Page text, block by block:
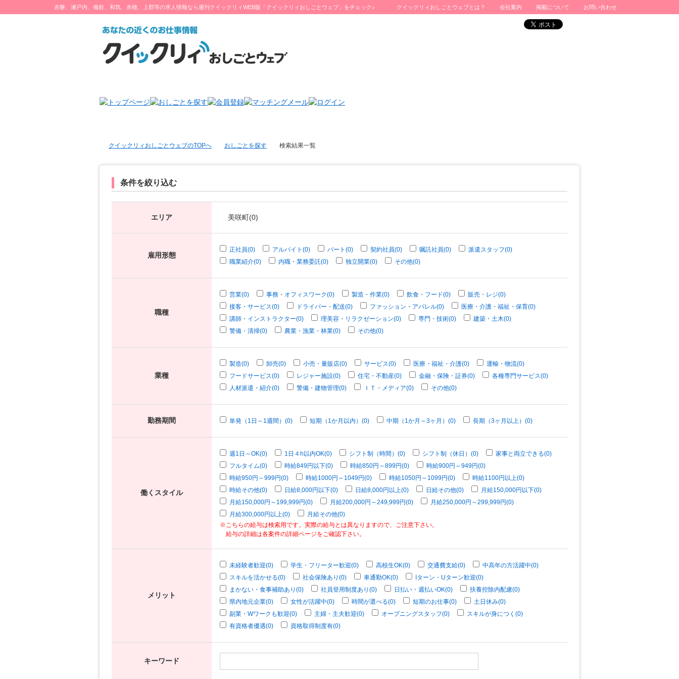
クイックリィおしごとウェブとは？ 会社案内 掲載について お問い合わせ
赤磐、瀬戸内、備前、和気、赤穂、上郡等の求人情報なら週刊クイックリィWEB版「クイックリィおしごとウェブ」をチェック♪
クイックリィおしごとウェブのTOPへ おしごとを探す 検索結果一覧
条件を絞り込む
エリア 美咲町(0)
雇用形態
正社員(0) アルバイト(0) パート(0) 契約社員(0) 嘱託社員(0)
派遣スタッフ(0)
職業紹介(0)
内職・業務委託(0) 独立開業(0) その他(0)
職種
営業(0) 事務・オフィスワーク(0) 製造・作業(0) 飲食・フード(0)
販売・レジ(0)
接客・サービス(0)
ドライバー・配送(0) ファッション・アパレル(0)
医療・介護・福祉・保育(0)
講師・インストラクター(0)
理美容・リラクゼーション(0) 専門・技術(0)
建築・土木(0)
警備・清掃(0)
農業・漁業・林業(0) その他(0)
業種
製造(0) 卸売(0) 小売・量販店(0) サービス(0) 医療・福祉・介護(0)
運輸・物流(0)
フードサービス(0)
レジャー施設(0) 住宅・不動産(0) 金融・保険・証券(0)
各種専門サービス(0)
人材派遣・紹介(0)
警備・建物管理(0) ＩＴ・メディア(0) その他(0)
勤務期間 単発（1日～1週間）(0) 短期（1か月以内）(0) 中期（1か月～3ヶ月）(0) 長期（3ヶ月以上）(0)
働くスタイル
週1日～OK(0) 1日４h以内OK(0) シフト制（時間）(0) シフト制（休日）(0)
家事と両立できる(0)
フルタイム(0)
時給849円以下(0) 時給850円～899円(0)
時給900円～949円(0)
時給950円～999円(0)
時給1000円～1049円(0) 時給1050円～1099円(0)
時給1100円以上(0)
時給その他(0)
日給8,000円以下(0) 日給8,000円以上(0) 日給その他(0)
月給150,000円以下(0)
月給150,000円～199,999円(0)
月給200,000円～249,999円(0)
月給250,000円～299,999円(0)
月給300,000円以上(0)
月給その他(0)
※こちらの給与は検索用です。実際の給与とは異なりますので、ご注意下さい。
給与の詳細は各案件の詳細ページをご確認下さい。
メリット
未経験者歓迎(0) 学生・フリーター歓迎(0) 高校生OK(0) 交通費支給(0)
中高年の方活躍中(0)
スキルを活かせる(0)
社会保険あり(0) 車通勤OK(0)
Iターン・Uターン歓迎(0)
まかない・食事補助あり(0)
社員登用制度あり(0) 日払い・週払いOK(0)
扶養控除内配慮(0)
県内地元企業(0)
女性が活躍中(0) 時間が選べる(0) 短期のお仕事(0)
土日休み(0)
副業・Wワークも歓迎(0)
主婦・主夫歓迎(0) オープニングスタッフ(0)
スキルが身につく(0)
有資格者優遇(0)
資格取得制度有(0)
キーワード